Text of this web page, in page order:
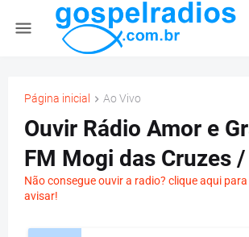
Página inicial Ao Vivo
Ouvir Rádio Amor e
FM Mogi das Cruzes /
Não consegue ouvir a radio? clique aqui
avisar!